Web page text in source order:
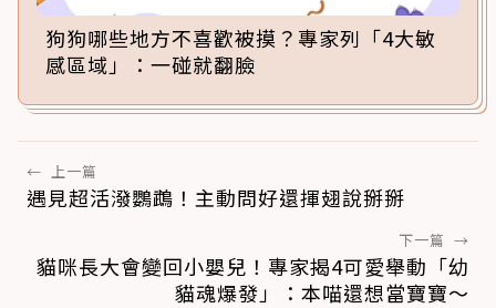
狗狗哪些地方不喜歡被摸？專家列「4大敏
感區域」：一碰就翻臉
← 上一篇
遇見超活潑鸚鵡！主動問好還揮翅說掰掰
下一篇 →
貓咪長大會變回小嬰兒！專家揭4可愛舉動「幼
貓魂爆發」：本喵還想當寶寶～